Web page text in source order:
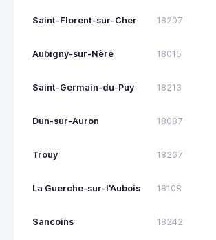
Saint-Florent-sur-Cher 18207
Aubigny-sur-Nère 18015
Saint-Germain-du-Puy 18213
Dun-sur-Auron 18087
Trouy 18267
La Guerche-sur-l'Aubois 18108
Sancoins 18242